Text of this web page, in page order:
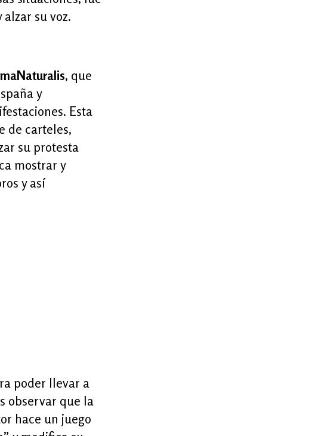
su voz.
, que
y
Esta
de carteles,
su protesta
mostrar y
y así
poder llevar a
observar que la
hace un juego